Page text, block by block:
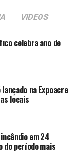
VIDEOS
celebra ano de
na Expoacre
locais
em 24
do período mais